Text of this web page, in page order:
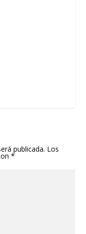
publicada. Los
*